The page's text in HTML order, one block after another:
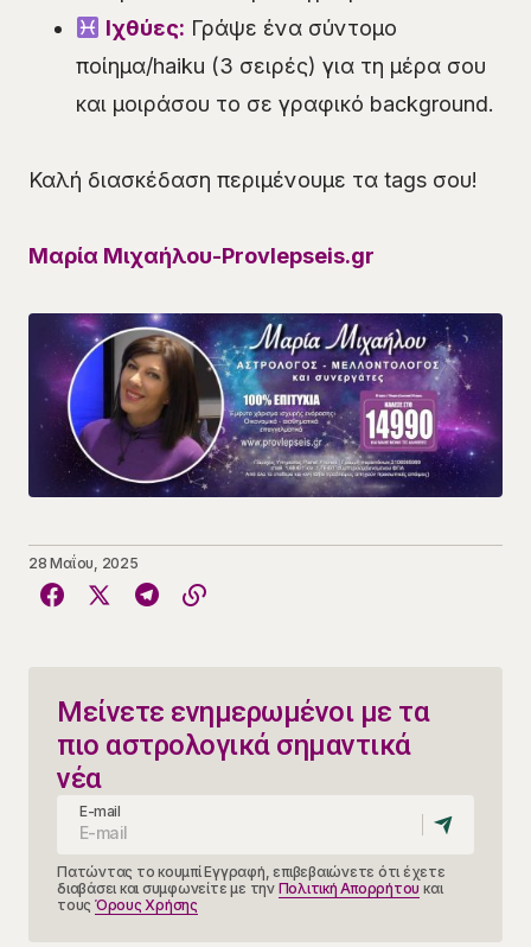
Ιχθύες: Γράψε ένα σύντομο
ποίημα/haiku (3 σειρές) για τη μέρα σου
και μοιράσου το σε γραφικό background.
Καλή διασκέδαση περιμένουμε τα tags σου!
Μαρία Μιχαήλου-Provlepseis.gr
28 Μαΐου, 2025
Μείνετε ενημερωμένοι με τα
πιο αστρολογικά σημαντικά
νέα
E-mail
Πατώντας το κουμπί Εγγραφή, επιβεβαιώνετε ότι έχετε
διαβάσει και συμφωνείτε με την Πολιτική Απορρήτου και
τους Όρους Χρήσης